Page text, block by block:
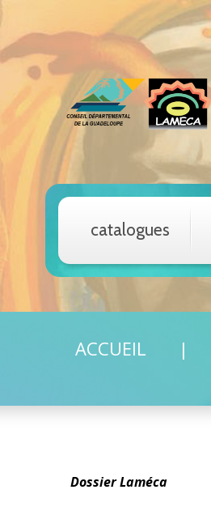
catalogues
ACCUEIL
Dossier Laméca